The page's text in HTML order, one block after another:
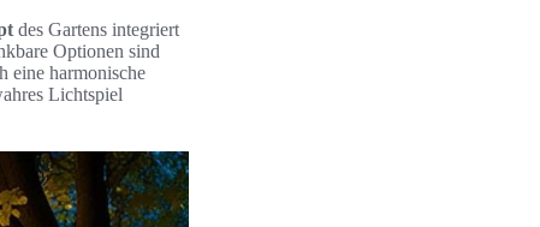
des Gartens integriert
Optionen sind
eine harmonische
Lichtspiel